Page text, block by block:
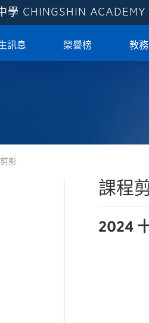
學 CHINGSHIN ACADEMY
訊息 榮譽榜 教
影
課程
2024